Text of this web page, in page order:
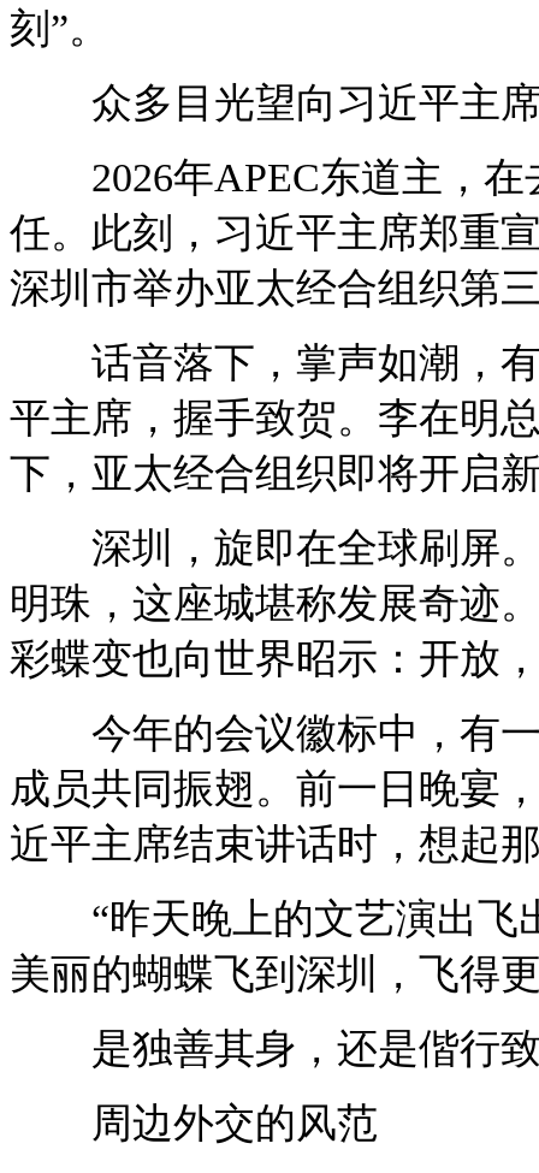
刻”。
众多目光望向习近平主
2026年APEC东道主，在
任。此刻，习近平主席郑重
深圳市举办亚太经合组织第
话音落下，掌声如潮，有
平主席，握手致贺。李在明
下，亚太经合组织即将开启
深圳，旋即在全球刷屏。
明珠，这座城堪称发展奇迹
彩蝶变也向世界昭示：开放
今年的会议徽标中，有一
成员共同振翅。前一日晚宴
近平主席结束讲话时，想起
“昨天晚上的文艺演出飞
美丽的蝴蝶飞到深圳，飞得
是独善其身，还是偕行
周边外交的风范